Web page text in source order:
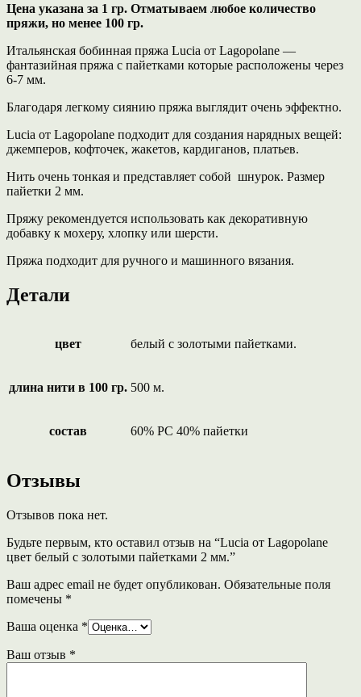
пайетками
2
Цена указана за 1 гр. Отматываем любое количество
пряжи, но менее 100 гр.
Итальянская бобинная пряжа Lucia от Lagopolane —
фантазийная пряжа с пайетками которые расположены через
6-7 мм.
Благодаря легкому сиянию пряжа выглядит очень эффектно.
Lucia от Lagopolane подходит для создания нарядных вещей:
джемперов, кофточек, жакетов, кардиганов, платьев.
Нить очень тонкая и представляет собой шнурок. Размер
пайетки 2 мм.
Пряжу рекомендуется использовать как декоративную
добавку к мохеру, хлопку или шерсти.
Пряжа подходит для ручного и машинного вязания.
Детали
цвет белый с золотыми пайетками.
длина нити в 100 гр. 500 м.
состав 60% РС 40% пайетки
Отзывы
Отзывов пока нет.
Будьте первым, кто оставил отзыв на “Lucia от Lagopolane
цвет белый с золотыми пайетками 2 мм.”
Ваш адрес email не будет опубликован. Обязательные поля
помечены *
Ваша оценка *
Ваш отзыв *